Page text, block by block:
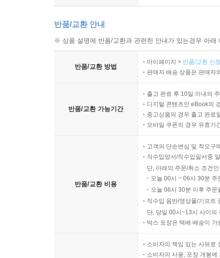
반품/교환 안내
※ 상품 설명에 반품/교환과 관련한 안내가 있는경우 아
반품/교환 방법
마이페이지 > 반품/교환 신
판매자 배송 상품은 판매자
반품/교환 가능기간
출고 완료 후 10일 이내의
디지털 콘텐츠인 eBook의
중고상품의 경우 출고 완료
모바일 쿠폰의 경우 유효기
반품/교환 비용
고객의 단순변심 및 착오구
직수입양서/직수입일서중
단, 아래의 주문/취소 조건
오늘 00시 ~ 06시 30분
오늘 06시 30분 이후 주
직수입 음반/영상물/기프트
단, 당일 00시~13시 사이의
박스 포장은 택배 배송이
소비자의 책임 있는 사유로
소비자의 사용, 포장 개봉